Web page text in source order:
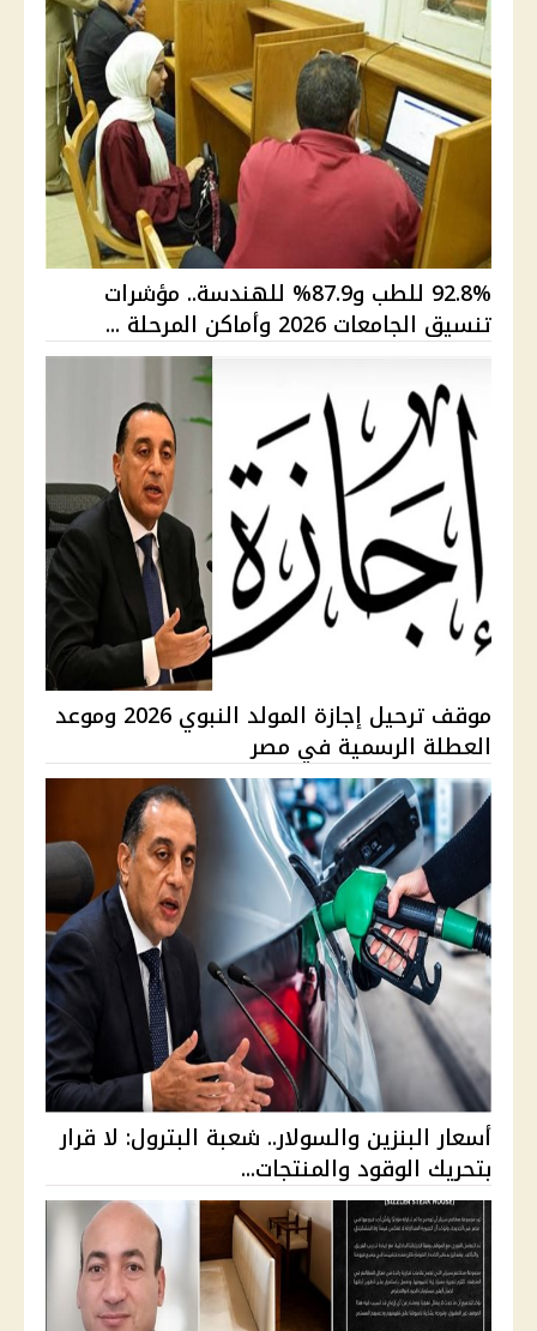
92.8% للطب و87.9% للهندسة.. مؤشرات
تنسيق الجامعات 2026 وأماكن المرحلة ...
موقف ترحيل إجازة المولد النبوي 2026 وموعد
العطلة الرسمية في مصر
أسعار البنزين والسولار.. شعبة البترول: لا قرار
بتحريك الوقود والمنتجات...